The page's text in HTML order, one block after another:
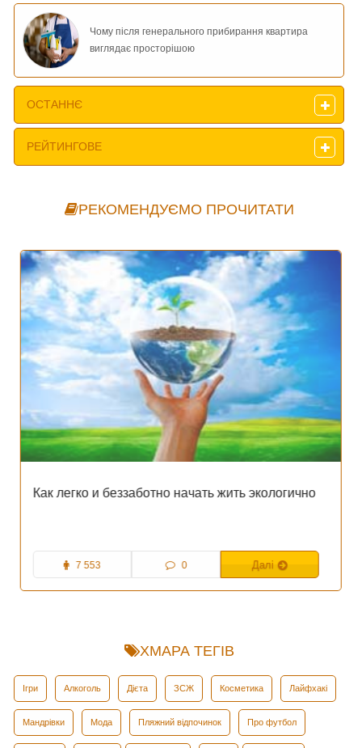
Чому після генерального прибирання квартира
виглядає просторішою
ОСТАННЄ
РЕЙТИНГОВЕ
РЕКОМЕНДУЄМО ПРОЧИТАТИ
Как легко и беззаботно начать жить экологично
7 553 0 Далі
ХМАРА ТЕГІВ
Ігри Алкоголь Дієта ЗСЖ Косметика Лайфхакі
Мандрівки Мода Пляжний відпочинок Про футбол